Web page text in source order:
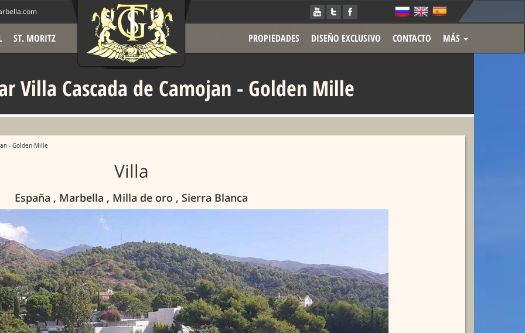
ST. MORITZ PROPIEDADES DISEÑO EXCLUSIVO CONTACTO MÁS
Villa Cascada de Camojan - Golden Mille
- Golden Mille
Villa
España , Marbella , Milla de oro , Sierra Blanca